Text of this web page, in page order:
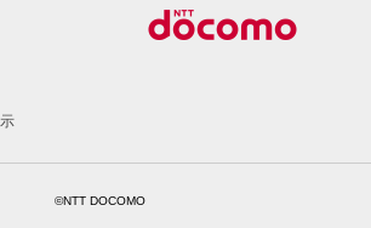
©NTT DOCOMO